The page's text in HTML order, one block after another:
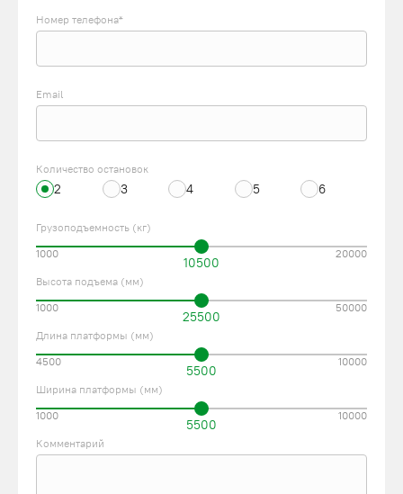
Номер телефона*
Email
Количество остановок
2 3 4 5 6
Грузоподъемность (кг)
10500
1000 20000
Высота подъема (мм)
25500
1000 50000
Длина платформы (мм)
5500
4500 10000
Ширина платформы (мм)
5500
1000 10000
Комментарий